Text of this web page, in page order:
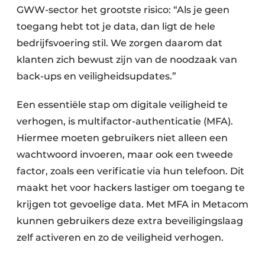
GWW-sector het grootste risico: “Als je geen
toegang hebt tot je data, dan ligt de hele
bedrijfsvoering stil. We zorgen daarom dat
klanten zich bewust zijn van de noodzaak van
back-ups en veiligheidsupdates.”
Een essentiële stap om digitale veiligheid te
verhogen, is multifactor-authenticatie (MFA).
Hiermee moeten gebruikers niet alleen een
wachtwoord invoeren, maar ook een tweede
factor, zoals een verificatie via hun telefoon. Dit
maakt het voor hackers lastiger om toegang te
krijgen tot gevoelige data. Met MFA in Metacom
kunnen gebruikers deze extra beveiligingslaag
zelf activeren en zo de veiligheid verhogen.